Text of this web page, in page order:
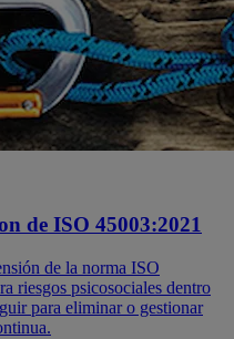
de ISO 45003:2021
de la norma ISO
riesgos psicosociales dentro
para eliminar o gestionar